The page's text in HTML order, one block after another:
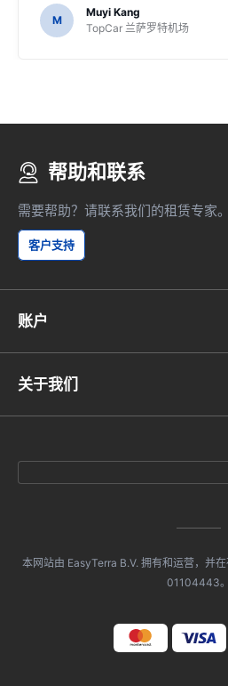
M
Muyi Kang
TopCar 兰萨罗特机场
帮助和联系
需要帮助？请联系我们的租赁专家。
客户支持
账户
关于我们
本网站由 EasyTerra B.V. 拥有和运营，并
01104443。